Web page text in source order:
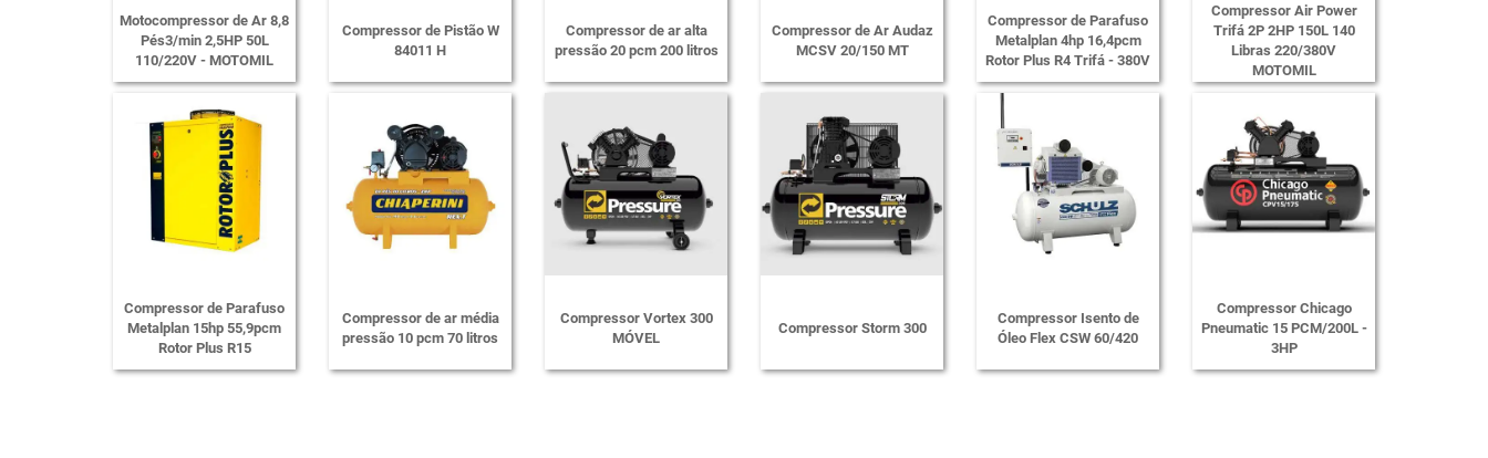
Motocompressor de Ar 8,8
Pés3/min 2,5HP 50L
110/220V - MOTOMIL
Compressor de Pistão W
84011 H
Compressor de ar alta
pressão 20 pcm 200 litros
Compressor de Ar Audaz
MCSV 20/150 MT
Compressor de Parafuso
Metalplan 4hp 16,4pcm
Rotor Plus R4 Trifá - 380V
Compressor Air Power
Trifá 2P 2HP 150L 140
Libras 220/380V
MOTOMIL
Compressor de Parafuso
Metalplan 15hp 55,9pcm
Rotor Plus R15
Compressor de ar média
pressão 10 pcm 70 litros
Compressor Vortex 300
MÓVEL
Compressor Storm 300
Compressor Isento de
Óleo Flex CSW 60/420
Compressor Chicago
Pneumatic 15 PCM/200L -
3HP